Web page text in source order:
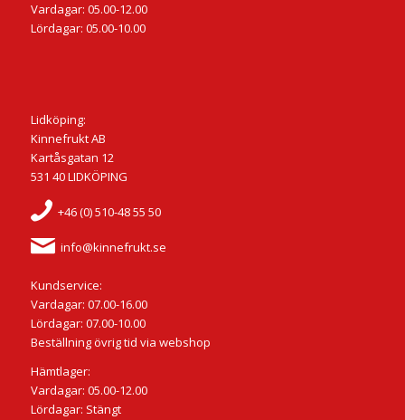
Vardagar: 05.00-12.00
Lördagar: 05.00-10.00
Lidköping:
Kinnefrukt AB
Kartåsgatan 12
531 40 LIDKÖPING
+46 (0) 510-48 55 50
info@kinnefrukt.se
Kundservice:
Vardagar: 07.00-16.00
Lördagar: 07.00-10.00
Beställning övrig tid via webshop
Hämtlager:
Vardagar: 05.00-12.00
Lördagar: Stängt